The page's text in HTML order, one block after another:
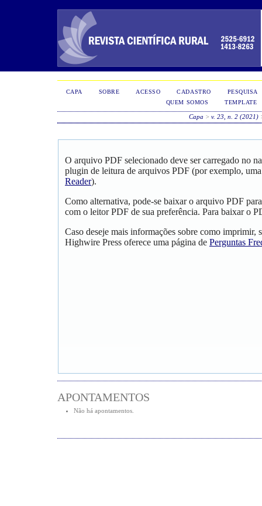
CAPA SOBRE ACESSO CADASTRO
PESQUISA
QUEM SOMOS
TEMPLATE
Capa > v. 23, n. 2 (2021)
O arquivo PDF selecionado deve ser carregado no
plugin de leitura de arquivos PDF (por exemplo,
Reader).
Como alternativa, pode-se baixar o arquivo PDF
com o leitor PDF de sua preferência. Para baixar o
Caso deseje mais informações sobre como imprimir,
Highwire Press oferece uma página de Perguntas
APONTAMENTOS
Não há apontamentos.